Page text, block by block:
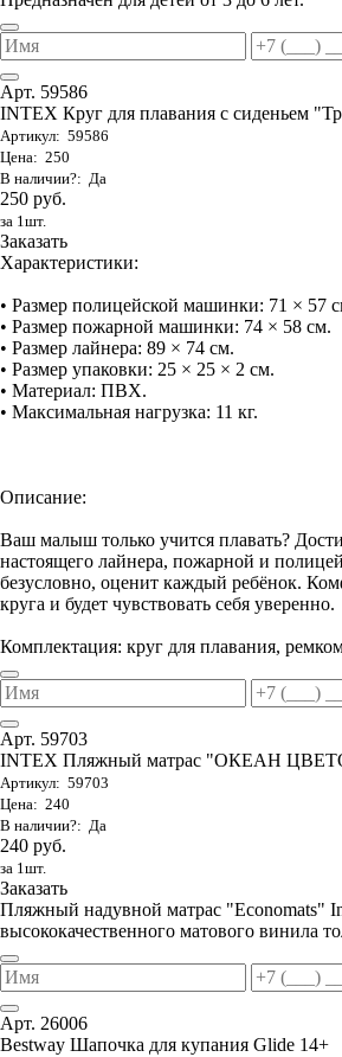
Арт. 59586
INTEX Круг для плавания с сиденьем
Артикул: 59586
Цена: 250
В наличии?: Да
250 руб.
за 1шт.
Заказать
Характеристики:
• Размер полицейской машинки: 71 × 57
• Размер пожарной машинки: 74 × 58 см.
• Размер лайнера: 89 × 74 см.
• Размер упаковки: 25 × 25 × 2 см.
• Материал: ПВХ.
• Максимальная нагрузка: 11 кг.
Описание:
Ваш малыш только учится плавать?
настоящего лайнера, пожарной и
безусловно, оценит каждый ребёнок.
круга и будет чувствовать себя уверенно.
Комплектация: круг для плавания,
Арт. 59703
INTEX Пляжный матрас "ОКЕАН
Артикул: 59703
Цена: 240
В наличии?: Да
240 руб.
за 1шт.
Заказать
Пляжный надувной матрас "Economats"
высококачественного матового винила
Арт. 26006
Bestway Шапочка для купания Glide 14+